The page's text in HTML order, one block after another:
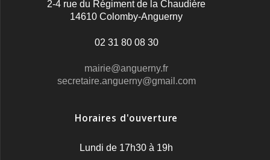
2-4 rue du Régiment de la Chaudière
14610 Colomby-Anguerny
02 31 80 08 30
mairie@anguerny.fr
secretaire.anguerny@gmail.com
Horaires d'ouverture
Lundi de 17h30 à 19h